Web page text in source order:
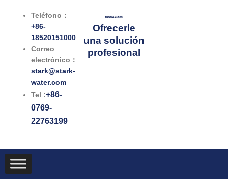
contenido
Teléfono：
+86-
18520151000
Correo
electrónico：
stark@stark-
water.com
Tel :+86-
0769-
22763199
Ofrecerle
una solución
profesional